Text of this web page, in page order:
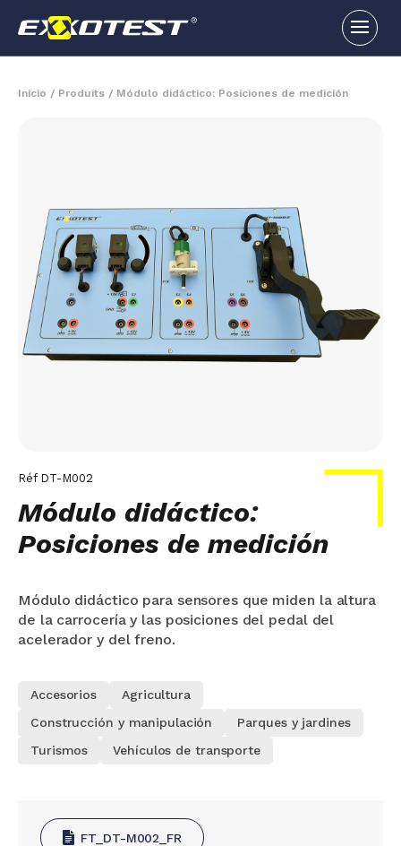
Inicio / Produits / Módulo didáctico: Posiciones de medición
Réf DT-M002
Módulo didáctico:
Posiciones de medición
Módulo didáctico para sensores que miden la altura
de la carrocería y las posiciones del pedal del
acelerador y del freno.
Accesorios
Agricultura
Construcción y manipulación
Parques y jardines
Turismos
Vehículos de transporte
FT_DT-M002_FR